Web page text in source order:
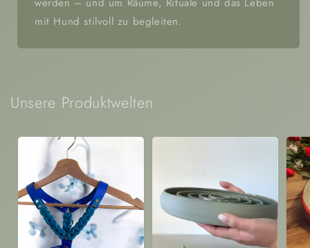
mit Hund stilvoll zu begleiten.
Unsere Produktwelten